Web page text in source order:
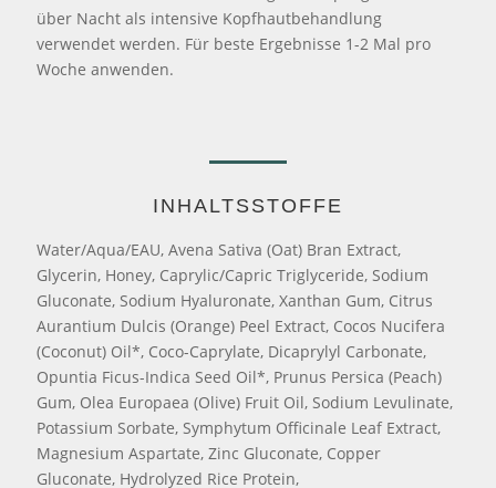
über Nacht als intensive Kopfhautbehandlung
verwendet werden. Für beste Ergebnisse 1-2 Mal pro
Woche anwenden.
INHALTSSTOFFE
Water/Aqua/EAU, Avena Sativa (Oat) Bran Extract,
Glycerin, Honey, Caprylic/Capric Triglyceride, Sodium
Gluconate, Sodium Hyaluronate, Xanthan Gum, Citrus
Aurantium Dulcis (Orange) Peel Extract, Cocos Nucifera
(Coconut) Oil*, Coco-Caprylate, Dicaprylyl Carbonate,
Opuntia Ficus-Indica Seed Oil*, Prunus Persica (Peach)
Gum, Olea Europaea (Olive) Fruit Oil, Sodium Levulinate,
Potassium Sorbate, Symphytum Officinale Leaf Extract,
Magnesium Aspartate, Zinc Gluconate, Copper
Gluconate, Hydrolyzed Rice Protein,